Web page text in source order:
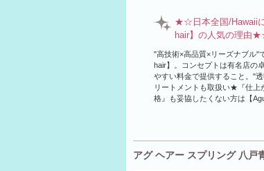
★☆日本全国/Hawaii
hair】の人気の理由
"高技術×高品質×リーズナブル"
hair】。コンセプトは有名店の
やすい料金で提供すること。"
リートメントも取扱い★『仕上
格』も妥協したくない方は【
アグ ヘアー スプリング 八